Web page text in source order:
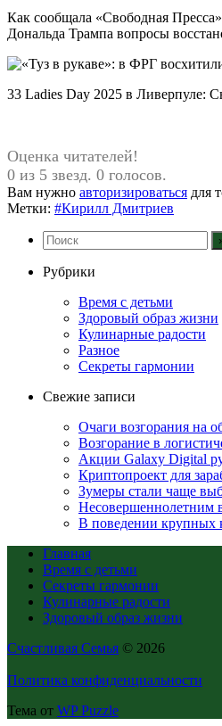
Как сообщала «Свободная
Дональда Трампа вопросы
33 Ladies Day 2025 в Ливерпуле:
Оценка читателей!
0 из 5 звезд. 0 голосов.
Вам нужно авторизироваться для
Метки: #Кирилл Дмитриев
Рубрики
Время с детьми
Здоровый образ жизни
Кулинарные радости
Разное
Секреты гармонии
Свежие записи
Очаги возгорания на
Возгорание в
Акции Galaxy Digital
Криптопроект для
Зумеры стали чаще
Несовершеннолетним
В поведении крупных
Главная
Время с детьми
Секреты гармонии
Кулинарные радости
Здоровый образ жизни
Счастливая Семья © 2026
Политика конфиденциальности
Тема от WP Puzzle